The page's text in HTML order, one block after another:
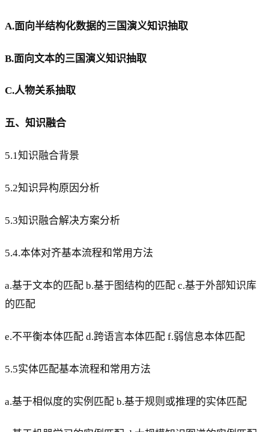
A.面向半结构化数据的三国演义知识抽取
B.面向文本的三国演义知识抽取
C.人物关系抽取
五、知识融合
5.1知识融合背景
5.2知识异构原因分析
5.3知识融合解决方案分析
5.4.本体对齐基本流程和常用方法
a.基于文本的匹配 b.基于图结构的匹配 c.基于外部知识库
的匹配
e.不平衡本体匹配 d.跨语言本体匹配 f.弱信息本体匹配
5.5实体匹配基本流程和常用方法
a.基于相似度的实例匹配 b.基于规则或推理的实体匹配